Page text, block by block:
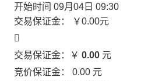
开始时间 09月04日 09:30
交易保证金：
￥0.00元

交易保证金：￥ 0.00 元
竞价保证金： 0.00 元